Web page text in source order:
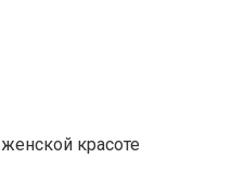
красоте